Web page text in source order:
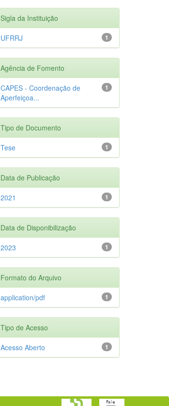
Sigla da Instituição
1
UFRRJ
Agência de Fomento
1
CAPES - Coordenação de
Aperfeiçoa...
Tipo de Documento
1
Tese
Data de Publicação
1
2021
Data de Disponibilização
1
2023
Formato do Arquivo
1
application/pdf
Tipo de Acesso
1
Acesso Aberto